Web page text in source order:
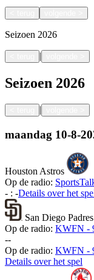
Seizoen 2026
|
Seizoen 2026
|
maandag 10-8-
Houston Astros
Op de radio:
- : -Details over het
San Diego Padres
Op de radio: KWFN -
--
Op de radio: KWFN -
Details over het spel